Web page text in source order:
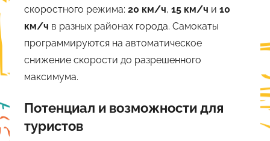
скоростного режима: 20 км/ч, 15 км/ч и 10
км/ч в разных районах города. Самокаты
программируются на автоматическое
снижение скорости до разрешенного
максимума.
Потенциал и возможности для
туристов